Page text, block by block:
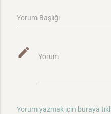
Yorum Başlığı
mode_edit Yorum
Yorum yazmak için buraya